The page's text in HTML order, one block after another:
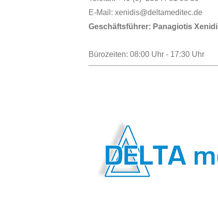
E-Mail: xenidis@deltameditec.de
Geschäftsführer: Panagiotis
Bürozeiten: 08:00 Uhr - 17:30 Uhr